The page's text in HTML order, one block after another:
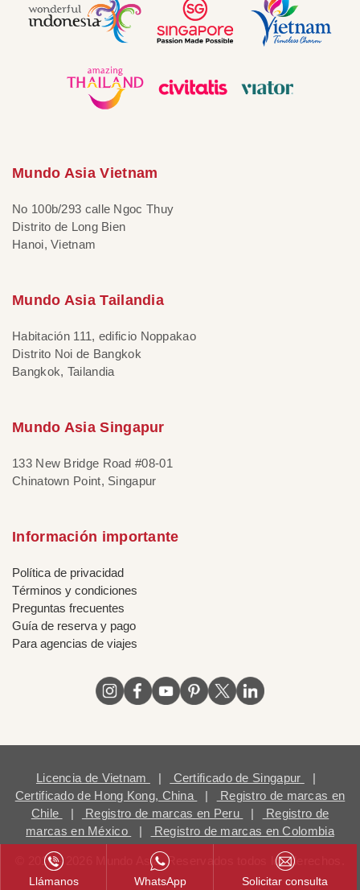
Mundo Asia Vietnam
No 100b/293 calle Ngoc Thuy
Distrito de Long Bien
Hanoi, Vietnam
Mundo Asia Tailandia
Habitación 111, edificio Noppakao
Distrito Noi de Bangkok
Bangkok, Tailandia
Mundo Asia Singapur
133 New Bridge Road #08-01
Chinatown Point, Singapur
Información importante
Política de privacidad
Términos y condiciones
Preguntas frecuentes
Guía de reserva y pago
Para agencias de viajes
Licencia de Vietnam | Certificado de Singapur
|
Certificado de Hong Kong, China
|
Registro de marcas en
Chile
| Registro de marcas en Peru |
Registro de
marcas en México
| Registro de marcas en Colombia
© 2018 - 2026 Mundo Asia. Reservados todos los derechos.
Llámanos WhatsApp Solicitar consulta